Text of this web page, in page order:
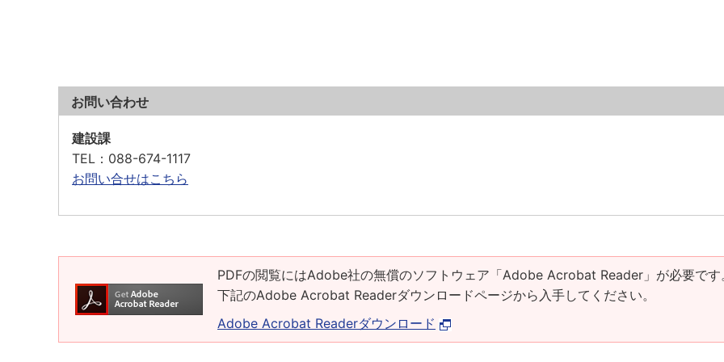
お問い合わせ
建設課
TEL ：088-674-1117
お問い合せはこちら
PDFの閲覧にはAdobe社の無償のソフトウェア「Adobe Acrobat Reader」が必要です
下記のAdobe Acrobat Readerダウンロードページから入手してください。
Adobe Acrobat Readerダウンロード